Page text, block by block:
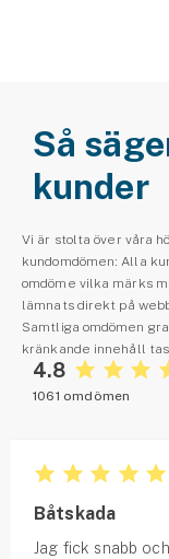
Så
kunder
Vi är stolta över våra
kundomdömen: Alla
omdöme vilka märks
lämnats direkt på
Samtliga omdömen
kränkande innehåll
4.8
1061 omdömen
Båtskada
Jag fick snabb